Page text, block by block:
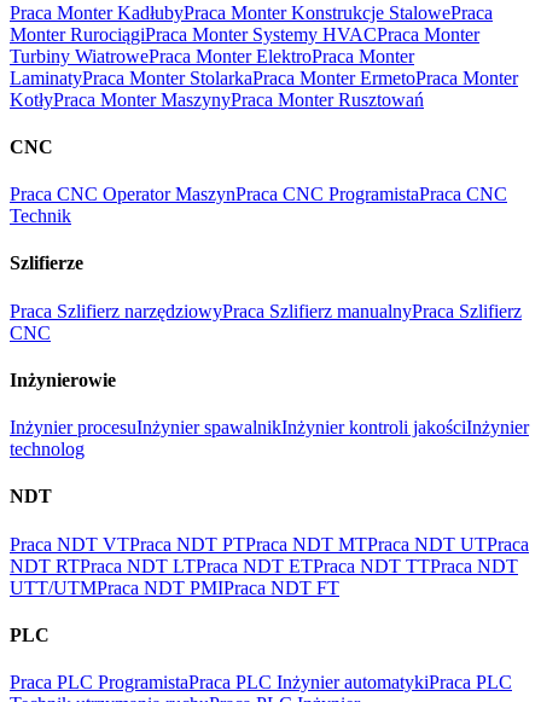
Praca Monter KadłubyPraca Monter Konstrukcje StalowePraca
Monter RurociągiPraca Monter Systemy HVACPraca Monter
Turbiny WiatrowePraca Monter ElektroPraca Monter
LaminatyPraca Monter StolarkaPraca Monter ErmetoPraca Monter
KotłyPraca Monter MaszynyPraca Monter Rusztowań
CNC
Praca CNC Operator MaszynPraca CNC ProgramistaPraca CNC
Technik
Szlifierze
Praca Szlifierz narzędziowyPraca Szlifierz manualnyPraca Szlifierz
CNC
Inżynierowie
Inżynier procesuInżynier spawalnikInżynier kontroli jakościInżynier
technolog
NDT
Praca NDT VTPraca NDT PTPraca NDT MTPraca NDT UTPraca
NDT RTPraca NDT LTPraca NDT ETPraca NDT TTPraca NDT
UTT/UTMPraca NDT PMIPraca NDT FT
PLC
Praca PLC ProgramistaPraca PLC Inżynier automatykiPraca PLC